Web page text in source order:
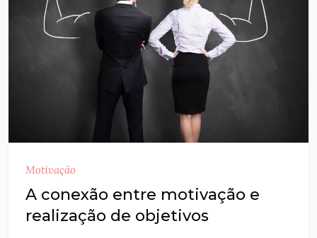
Motivação
A conexão entre motivação e
realização de objetivos